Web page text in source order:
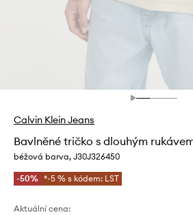
Calvin Klein Jeans
Bavlněné tričko s dlouhým
béžová barva, J30J326450
-50% *-5 % s kódem: LST
Aktuální cena: